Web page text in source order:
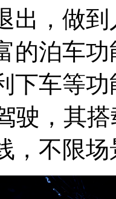
出，做
的泊车
下车等
驶，其
，不限